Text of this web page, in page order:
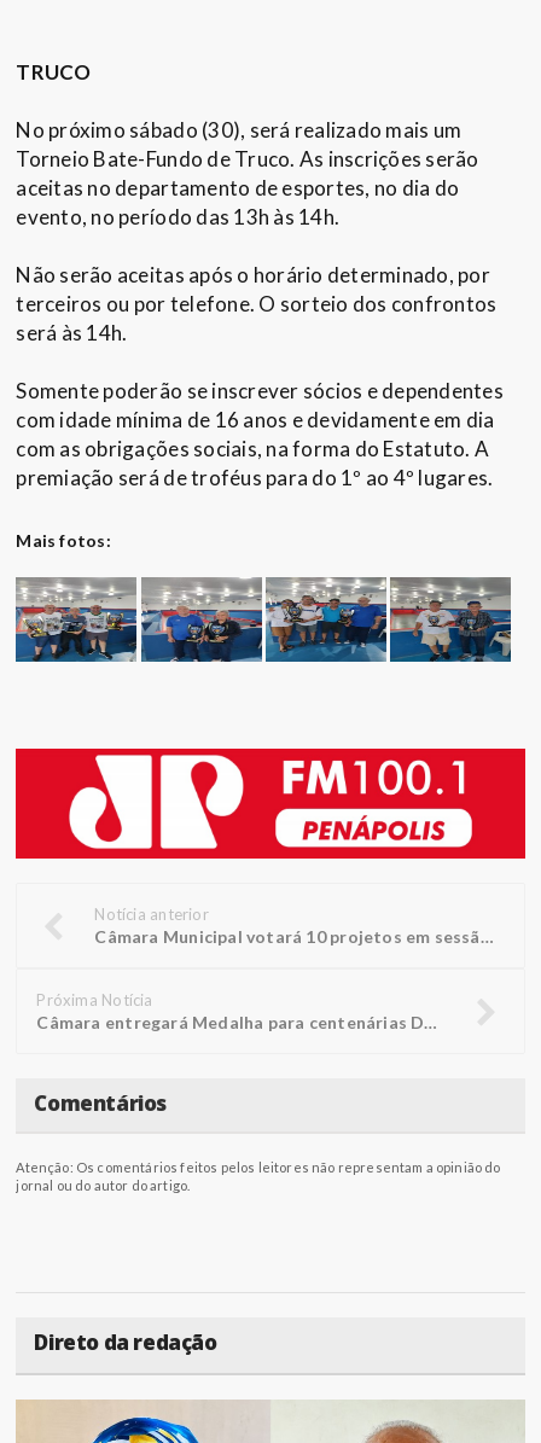
TRUCO
No próximo sábado (30), será realizado mais um
Torneio Bate-Fundo de Truco. As inscrições serão
aceitas no departamento de esportes, no dia do
evento, no período das 13h às 14h.
Não serão aceitas após o horário determinado, por
terceiros ou por telefone. O sorteio dos confrontos
será às 14h.
Somente poderão se inscrever sócios e dependentes
com idade mínima de 16 anos e devidamente em dia
com as obrigações sociais, na forma do Estatuto. A
premiação será de troféus para do 1º ao 4º lugares.
Mais fotos:
Notícia anterior
Câmara Municipal votará 10 projetos em sessão na segunda-feira
Próxima Notícia
Câmara entregará Medalha para centenárias Doralice e Rosália
Comentários
Atenção: Os comentários feitos pelos leitores não representam a opinião do
jornal ou do autor do artigo.
Direto da redação